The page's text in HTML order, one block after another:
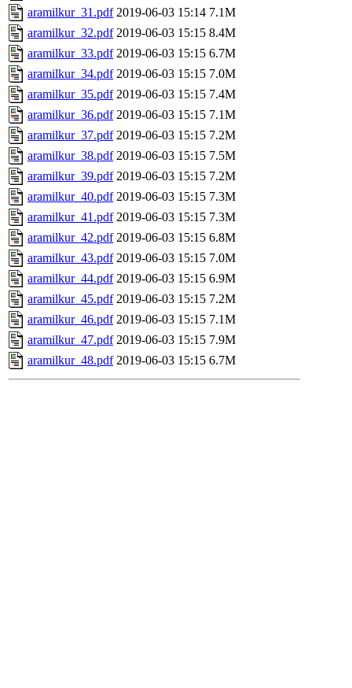
aramilkur_31.pdf 2019-06-03 15:14 7.1M
aramilkur_32.pdf 2019-06-03 15:15 8.4M
aramilkur_33.pdf 2019-06-03 15:15 6.7M
aramilkur_34.pdf 2019-06-03 15:15 7.0M
aramilkur_35.pdf 2019-06-03 15:15 7.4M
aramilkur_36.pdf 2019-06-03 15:15 7.1M
aramilkur_37.pdf 2019-06-03 15:15 7.2M
aramilkur_38.pdf 2019-06-03 15:15 7.5M
aramilkur_39.pdf 2019-06-03 15:15 7.2M
aramilkur_40.pdf 2019-06-03 15:15 7.3M
aramilkur_41.pdf 2019-06-03 15:15 7.3M
aramilkur_42.pdf 2019-06-03 15:15 6.8M
aramilkur_43.pdf 2019-06-03 15:15 7.0M
aramilkur_44.pdf 2019-06-03 15:15 6.9M
aramilkur_45.pdf 2019-06-03 15:15 7.2M
aramilkur_46.pdf 2019-06-03 15:15 7.1M
aramilkur_47.pdf 2019-06-03 15:15 7.9M
aramilkur_48.pdf 2019-06-03 15:15 6.7M